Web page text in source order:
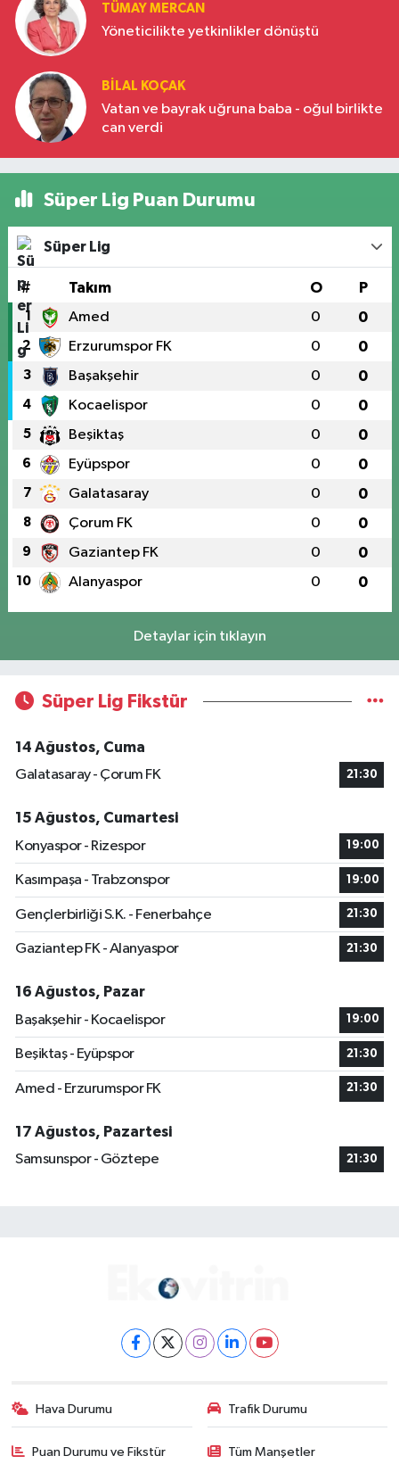
TÜMAY MERCAN
Yöneticilikte yetkinlikler dönüştü
BILAL KOÇAK
Vatan ve bayrak uğruna baba - oğul birlikte
can verdi
Süper Lig Puan Durumu
Süper Lig
# Takım O P
1 Amed 0 0
2 Erzurumspor FK 0 0
3 Başakşehir 0 0
4 Kocaelispor 0 0
5 Beşiktaş 0 0
6 Eyüpspor 0 0
7 Galatasaray 0 0
8 Çorum FK 0 0
9 Gaziantep FK 0 0
10 Alanyaspor 0 0
Detaylar için tıklayın
Süper Lig Fikstür
14 Ağustos, Cuma
Galatasaray - Çorum FK
21:30
15 Ağustos, Cumartesi
Konyaspor - Rizespor
19:00
Kasımpaşa - Trabzonspor 19:00
Gençlerbirliği S.K. - Fenerbahçe 21:30
Gaziantep FK - Alanyaspor 21:30
16 Ağustos, Pazar
Başakşehir - Kocaelispor
19:00
Beşiktaş - Eyüpspor 21:30
Amed - Erzurumspor FK 21:30
17 Ağustos, Pazartesi
Samsunspor - Göztepe
21:30
Hava Durumu Trafik Durumu
Puan Durumu ve Fikstür Tüm Manşetler